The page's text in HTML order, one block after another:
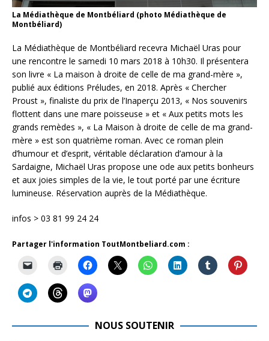
La Médiathèque de Montbéliard (photo Médiathèque de
Montbéliard)
La Médiathèque de Montbéliard recevra Michaël Uras pour
une rencontre ​le samedi 10 mars 2018 à 10h30. Il présentera
son livre « La maison à droite de celle de ma grand-mère »,
publié aux éditions Préludes, en 2018. Après « Chercher
Proust », finaliste du prix de l’Inaperçu 2013, « Nos souvenirs
flottent dans une mare poisseuse » et « Aux petits mots les
grands remèdes », « La Maison à droite de celle de ma grand-
mère » est son quatrième roman. Avec ce roman plein
d’humour et d’esprit, véritable déclaration d’amour à la
Sardaigne, Michaël Uras propose une ode aux petits bonheurs
et aux joies simples de la vie, le tout porté par une écriture
lumineuse. Réservation auprès de la Médiathèque.
infos > 03 81 99 24 24
Partager l'information ToutMontbeliard.com :
NOUS SOUTENIR